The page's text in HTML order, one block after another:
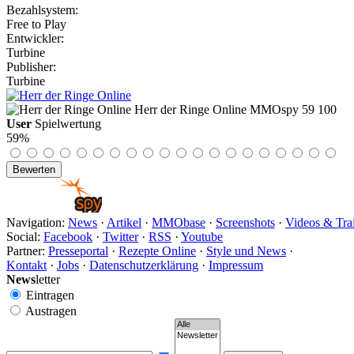
Bezahlsystem:
Free to Play
Entwickler:
Turbine
Publisher:
Turbine
Herr der Ringe Online MMOspy 59 100
User Spielwertung
59%
Navigation: News · Artikel · MMObase · Screenshots · Videos &
Social: Facebook · Twitter· RSS · Youtube
Partner: Presseportal · Rezepte Online · Style und News ·
Kontakt · Jobs · Datenschutzerklärung · Impressum
Newsletter
Eintragen
Austragen